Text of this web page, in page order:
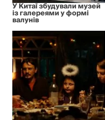
У Китаї збудували музей
із галереями у формі
валунів